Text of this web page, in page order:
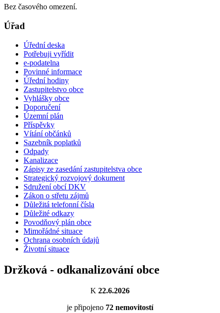
Bez časového omezení.
Úřad
Úřední deska
Potřebuji vyřídit
e-podatelna
Povinné informace
Úřední hodiny
Zastupitelstvo obce
Vyhlášky obce
Doporučení
Územní plán
Příspěvky
Vítání občánků
Sazebník poplatků
Odpady
Kanalizace
Zápisy ze zasedání zastupitelstva obce
Strategický rozvojový dokument
Sdružení obcí DKV
Zákon o střetu zájmů
Důležitá telefonní čísla
Důležité odkazy
Povodňový plán obce
Mimořádné situace
Ochrana osobních údajů
Životní situace
Držková - odkanalizování obce
K 22.6.2026
je připojeno 72 nemovitostí